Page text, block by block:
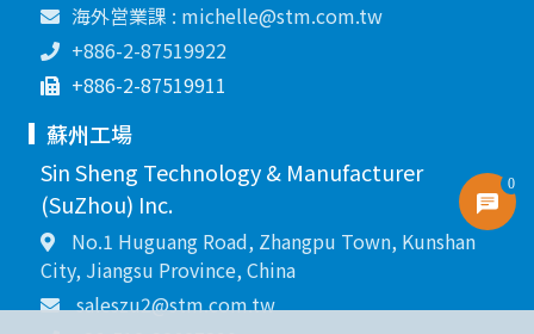
海外営業課 : michelle@stm.com.tw
+886-2-87519922
+886-2-87519911
蘇州工場
Sin Sheng Technology & Manufacturer
(SuZhou) Inc.
No.1 Huguang Road, Zhangpu Town, Kunshan
City, Jiangsu Province, China
saleszu2@stm.com.tw
0